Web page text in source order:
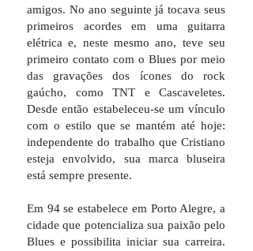
amigos. No ano seguinte já tocava seus
primeiros acordes em uma guitarra
elétrica e, neste mesmo ano, teve seu
primeiro contato com o Blues por meio
das gravações dos ícones do rock
gaúcho, como TNT e Cascaveletes.
Desde então estabeleceu-se um vínculo
com o estilo que se mantém até hoje:
independente do trabalho que Cristiano
esteja envolvido, sua marca bluseira
está sempre presente.
Em 94 se estabelece em Porto Alegre, a
cidade que potencializa sua paixão pelo
Blues e possibilita iniciar sua carreira.